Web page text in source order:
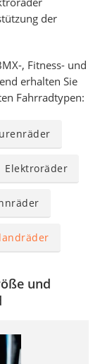
der
, Fitness- und
erhalten Sie
Fahrradtypen:
Elektroräder
und